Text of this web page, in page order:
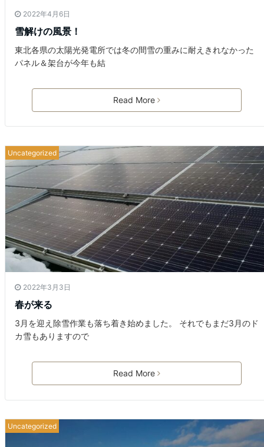
2022年4月6日
雪解けの風景！
東北各県の太陽光発電所では冬の間雪の重みに耐えきれなかった
パネル＆架台が今年も結
Read More
Uncategorized
2022年3月3日
春が来る
3月を迎え除雪作業も落ち着き始めました。 それでもまだ3月のド
カ雪もありますので
Read More
Uncategorized